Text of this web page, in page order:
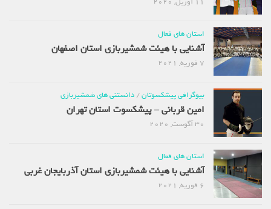
استان های فعال
آشنایی با هیئت شمشیربازی استان اصفهان
بیوگرافی پیشکسوتان/دانستنی های شمشیربازی
امین قربانی – پیشکسوت استان تهران
استان های فعال
آشنایی با هیئت شمشیربازی استان آذربایجان غربی